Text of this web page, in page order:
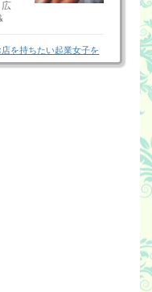
を持ちたい起業女子を
フォート